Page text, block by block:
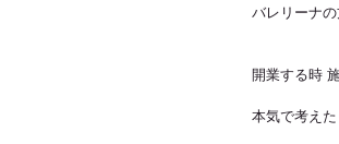
バレリーナ
開業する時
本気で考えた